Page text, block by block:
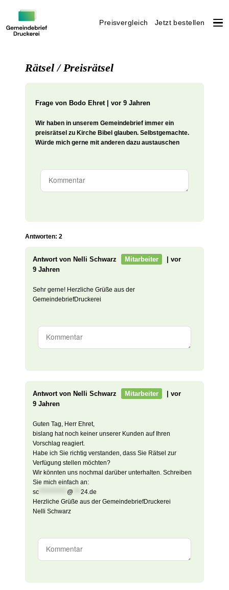
Preisvergleich Jetzt bestellen
Rätsel / Preisrätsel
Frage von Bodo Ehret | vor 9 Jahren
Wir haben in unserem Gemeindebrief immer ein
preisrätsel zu Kirche Bibel glauben. Selbstgemachte.
Würde mich gerne mit anderen dazu austauschen
Antworten: 2
Antwort von Nelli Schwarz Mitarbeiter
| vor
9 Jahren
Sehr gerne! Herzliche Grüße aus der
GemeindebriefDruckerei
Antwort von Nelli Schwarz Mitarbeiter
| vor
9 Jahren
Guten Tag, Herr Ehret,
bislang hat noch keiner unserer Kunden auf Ihren
Vorschlag reagiert.
Habe ich Sie richtig verstanden, dass Sie Rätsel zur
Verfügung stellen möchten?
Wir könnten uns nochmal darüber unterhalten. Schreiben
Sie mich einfach an:
sc
@ ***24.de
Herzliche Grüße aus der GemeindebriefDruckerei
Nelli Schwarz